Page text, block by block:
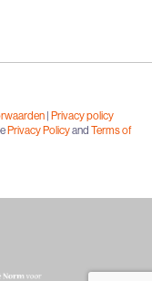
| Privacy policy
Privacy Policyand Terms of